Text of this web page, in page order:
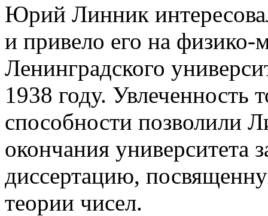
Юрий Линник
и привело его на физико-
Ленинградского
1938 году.
способности позволили
окончания университета
диссертацию,
теории чисел.